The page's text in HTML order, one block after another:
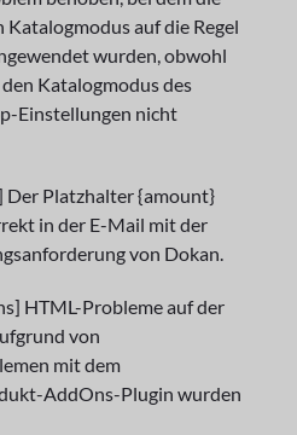
auf die Regel
wurden, obwohl
Katalogmodus des
Einstellungen nicht
Der Platzhalter {amount}
in der E-Mail mit der
von Dokan.
HTML-Probleme auf der
von
mit dem
AddOns-Plugin wurden